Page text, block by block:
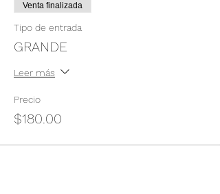
Venta finalizada
Tipo de entrada
GRANDE
Leer más
Precio
$180.00